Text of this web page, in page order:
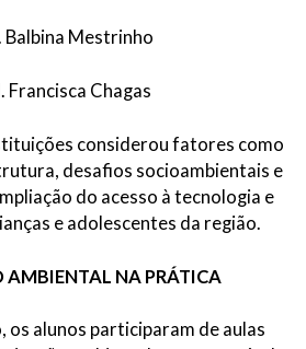
Balbina Mestrinho
Francisca Chagas
considerou fatores como
desafios socioambientais e
do acesso à tecnologia e
e adolescentes da região.
AMBIENTAL NA PRÁTICA
os alunos participaram de aulas